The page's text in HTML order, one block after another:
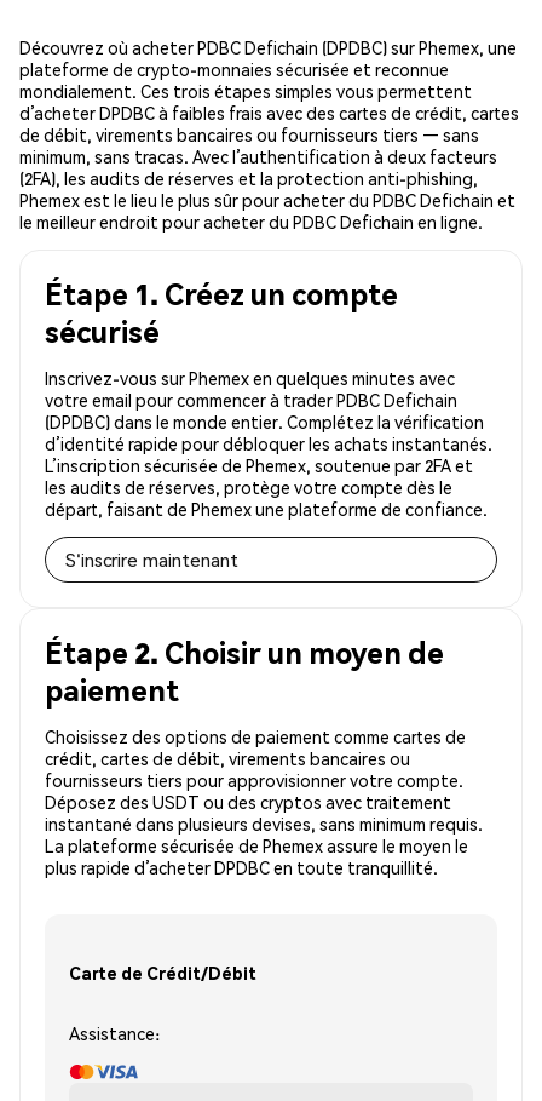
Découvrez où acheter PDBC Defichain (DPDBC) sur Phemex, une
plateforme de crypto-monnaies sécurisée et reconnue
mondialement. Ces trois étapes simples vous permettent
d’acheter DPDBC à faibles frais avec des cartes de crédit, cartes
de débit, virements bancaires ou fournisseurs tiers — sans
minimum, sans tracas. Avec l’authentification à deux facteurs
(2FA), les audits de réserves et la protection anti-phishing,
Phemex est le lieu le plus sûr pour acheter du PDBC Defichain et
le meilleur endroit pour acheter du PDBC Defichain en ligne.
Étape 1. Créez un compte
sécurisé
Inscrivez-vous sur Phemex en quelques minutes avec
votre email pour commencer à trader PDBC Defichain
(DPDBC) dans le monde entier. Complétez la vérification
d’identité rapide pour débloquer les achats instantanés.
L’inscription sécurisée de Phemex, soutenue par 2FA et
les audits de réserves, protège votre compte dès le
départ, faisant de Phemex une plateforme de confiance.
S'inscrire maintenant
Étape 2. Choisir un moyen de
paiement
Choisissez des options de paiement comme cartes de
crédit, cartes de débit, virements bancaires ou
fournisseurs tiers pour approvisionner votre compte.
Déposez des USDT ou des cryptos avec traitement
instantané dans plusieurs devises, sans minimum requis.
La plateforme sécurisée de Phemex assure le moyen le
plus rapide d’acheter DPDBC en toute tranquillité.
Carte de Crédit/Débit
Assistance: